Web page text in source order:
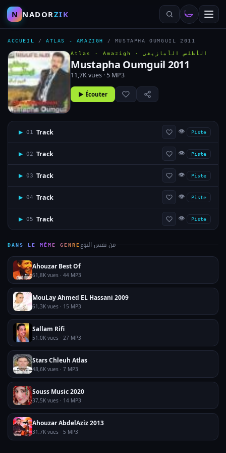
N NADORZIK
ACCUEIL /ATLAS - AMAZIGH / MUSTAPHA OUMGUIL 2011
Atlas - Amazigh · الأطلس الأمازيغي
Mustapha Oumguil 2011
11,7K vues · 5 MP3
▶ Écouter
▶ 01 Track 👁 Piste
▶ 02 Track 👁 Piste
▶ 03 Track 👁 Piste
▶ 04 Track 👁 Piste
▶ 05 Track 👁 Piste
DANS LE MÊME GENRE من نفس النوع
Ahouzar Best Of
61,8K vues · 44 MP3
MouLay Ahmed EL Hassani 2009
61,3K vues · 15 MP3
Sallam Rifi
51,0K vues · 27 MP3
Stars Chleuh Atlas
48,6K vues · 7 MP3
Souss Music 2020
37,5K vues · 14 MP3
Ahouzar AbdelAziz 2013
31,7K vues · 5 MP3